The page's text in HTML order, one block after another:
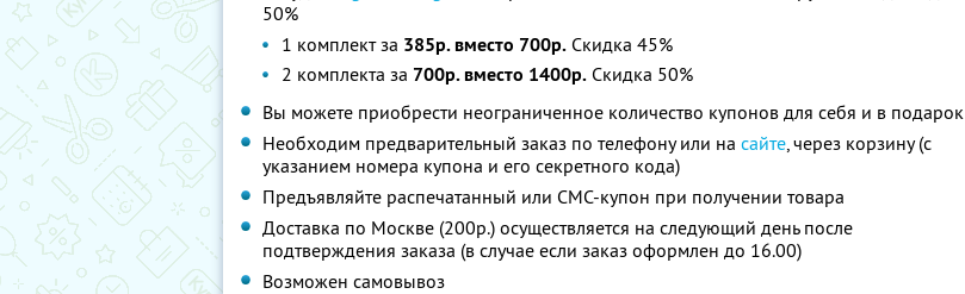
50%
1 комплект за 385р. вместо 700р. Скидка 45%
2 комплекта за 700р. вместо 1400р. Скидка 50%
Вы можете приобрести неограниченное количество купонов для себя и в подарок
Необходим предварительный заказ по телефону или на сайте, через корзину (с
указанием номера купона и его секретного кода)
Предъявляйте распечатанный или СМС-купон при получении товара
Доставка по Москве (200р.) осуществляется на следующий день после
подтверждения заказа (в случае если заказ оформлен до 16.00)
Возможен самовывоз